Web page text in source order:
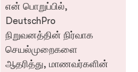
என் பொறுப்பில்,
DeutschPro
நிறுவனத்தின் நிர்வாக
செயல்முறைகளை
ஆதரித்து, மாணவர்களின்